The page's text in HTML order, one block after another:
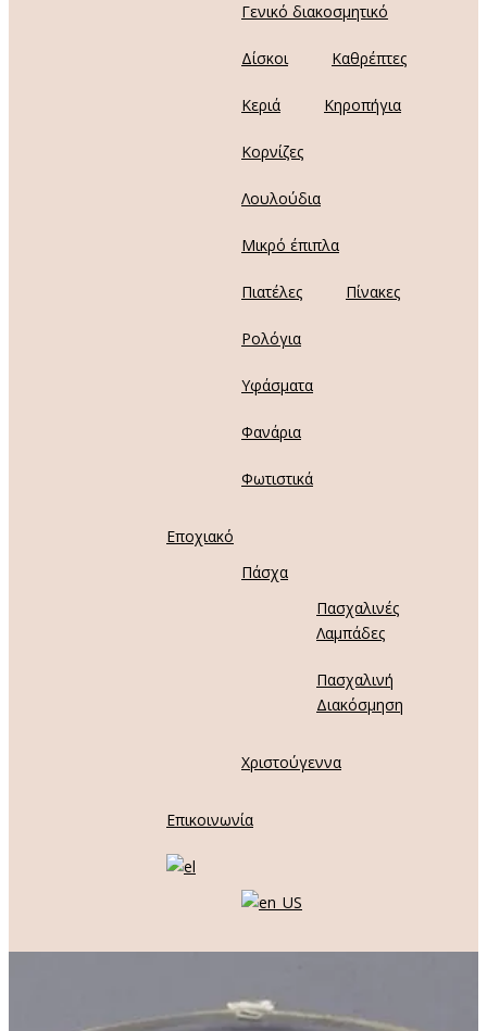
Γενικό διακοσμητικό
Δίσκοι Καθρέπτες
Κεριά Κηροπήγια
Κορνίζες
Λουλούδια
Μικρό έπιπλα
Πιατέλες Πίνακες
Ρολόγια
Υφάσματα
Φανάρια
Φωτιστικά
Εποχιακό
Πάσχα
Πασχαλινές
Λαμπάδες
Πασχαλινή
Διακόσμηση
Χριστούγεννα
Επικοινωνία